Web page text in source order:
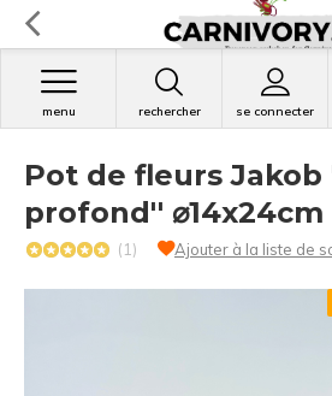
rechercher se connecter
menu
Pot de fleurs
profond'' ⌀14x24cm
(1) Ajouter à la liste de